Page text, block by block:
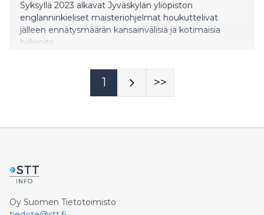
Syksyllä 2023 alkavat Jyväskylän yliopiston
englanninkieliset maisteriohjelmat houkuttelivat
jälleen ennätysmäärän kansainvälisiä ja kotimaisia
hakijoita.
1 >>
Oy Suomen Tietotoimisto